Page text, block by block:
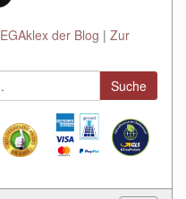
der Blog
Zur
Suche